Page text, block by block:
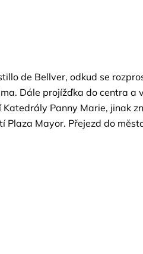
de Bellver, odkud se
Dále projížďka do centra a
Panny Marie, jinak
Plaza Mayor. Přejezd do
možnost prohlídky
expozice památek,
spisovatelky George.
tradičních likérů.